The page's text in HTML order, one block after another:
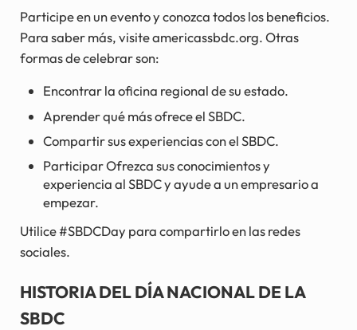
Participe en un evento y conozca todos los beneficios.
Para saber más, visite americassbdc.org. Otras
formas de celebrar son:
Encontrar la oficina regional de su estado.
Aprender qué más ofrece el SBDC.
Compartir sus experiencias con el SBDC.
Participar Ofrezca sus conocimientos y
experiencia al SBDC y ayude a un empresario a
empezar.
Utilice #SBDCDay para compartirlo en las redes
sociales.
HISTORIA DEL DÍA NACIONAL DE LA
SBDC